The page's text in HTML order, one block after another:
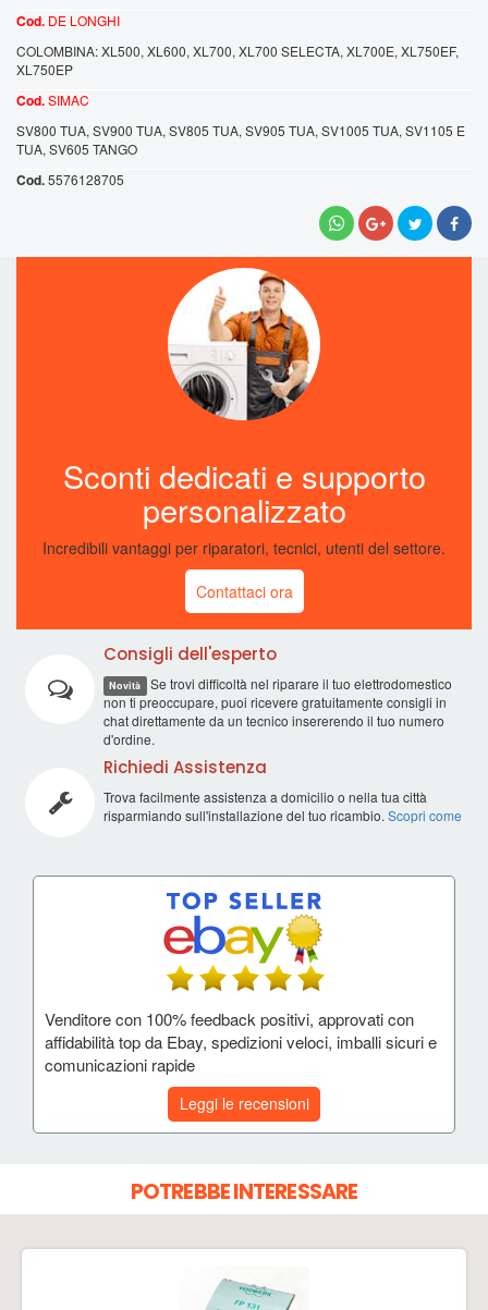
DE LONGHI
COLOMBINA: XL500, XL600, XL700, XL700 SELECTA, XL700E, XL750EF,
XL750EP
SIMAC
SV800 TUA, SV900 TUA, SV805 TUA, SV905 TUA, SV1005 TUA, SV1105 E
TUA, SV605 TANGO
5576128705
Sconti dedicati e supporto
personalizzato
Incredibili vantaggi per riparatori, tecnici, utenti del settore.
Contattaci ora
Consigli dell'esperto
Novità Se trovi difficoltà nel riparare il tuo elettrodomestico
non ti preoccupare, puoi ricevere gratuitamente consigli in
chat direttamente da un tecnico insererendo il tuo numero
d'ordine.
Richiedi Assistenza
Trova facilmente assistenza a domicilio o nella tua città
risparmiando sull'installazione del tuo ricambio. Scopri come
Venditore con 100% feedback positivi, approvati con
affidabilità top da Ebay, spedizioni veloci, imballi sicuri e
comunicazioni rapide
Leggi le recensioni
POTREBBE INTERESSARE